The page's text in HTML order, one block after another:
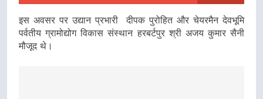
इस अवसर पर उद्यान प्रभारी दीपक पुरोहित और चेयरमैन देवभूमि
पर्वतीय ग्रामोद्योग विकास संस्थान हरबर्टपुर श्री अजय कुमार सैनी
मौजूद थे।